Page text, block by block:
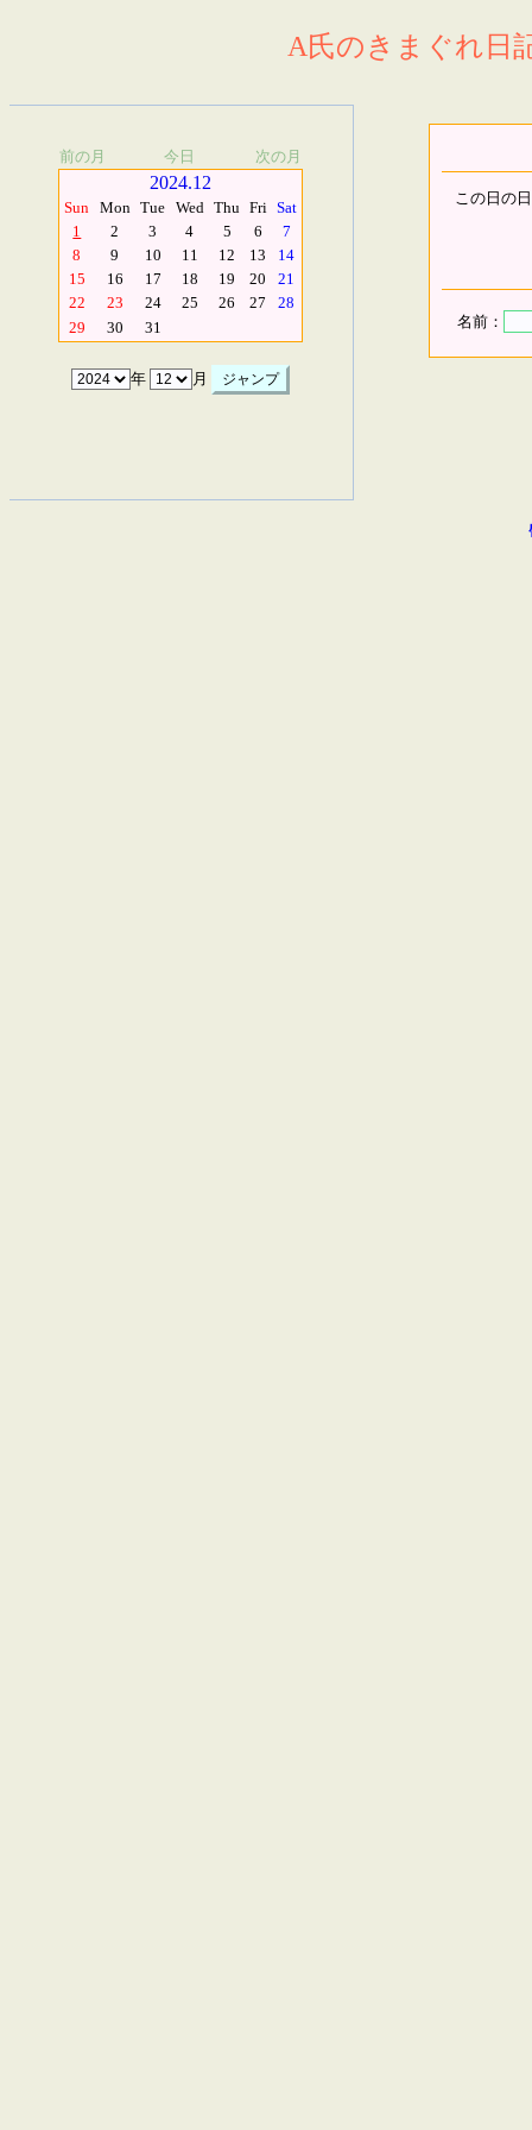
A氏のきまぐれ日
前の月 今日 次の月
2024.12
Sun Mon Tue Wed Thu Fri Sat
1
2 3 4 5 6
7
8
9 10 11 12 13
14
15
16 17 18 19 20
21
22
23 24 25 26 27
28
29
30 31
年 月
この日の
名前：